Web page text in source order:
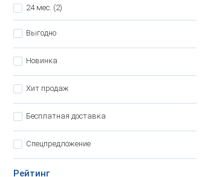
24 мес. (2)
Выгодно
Новинка
Хит продаж
Бесплатная доставка
Спецпредложение
Рейтинг